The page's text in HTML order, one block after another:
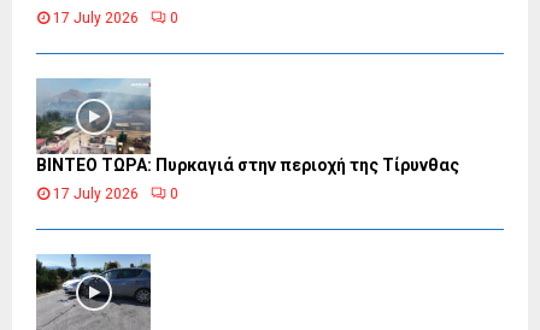
17 July 2026 0
ΒΙΝΤΕΟ ΤΩΡΑ: Πυρκαγιά στην περιοχή της Τίρυνθας
17 July 2026 0